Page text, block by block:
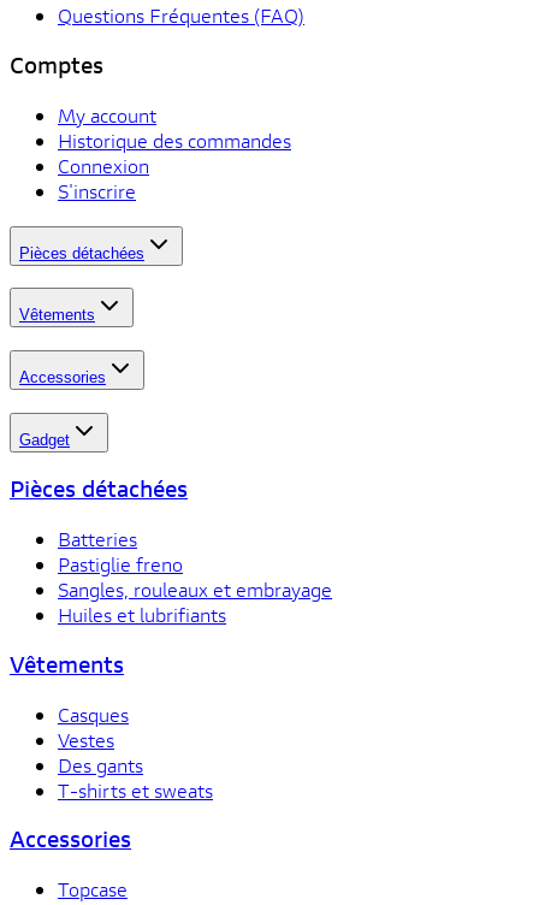
Questions Fréquentes (FAQ)
Comptes
My account
Historique des commandes
Connexion
S'inscrire
Pièces détachées
Vêtements
Accessories
Gadget
Pièces détachées
Batteries
Pastiglie freno
Sangles, rouleaux et embrayage
Huiles et lubrifiants
Vêtements
Casques
Vestes
Des gants
T-shirts et sweats
Accessories
Topcase